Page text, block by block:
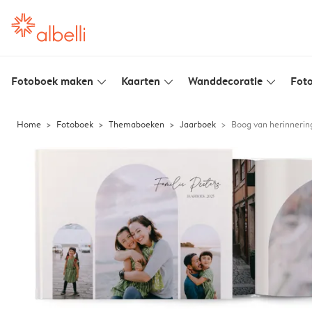
Fotoboek maken slim_arrow_down Kaarten slim_arrow_down Wanddecoratie slim_arrow_down
Home Fotoboek Themaboeken Jaarboek Boog van